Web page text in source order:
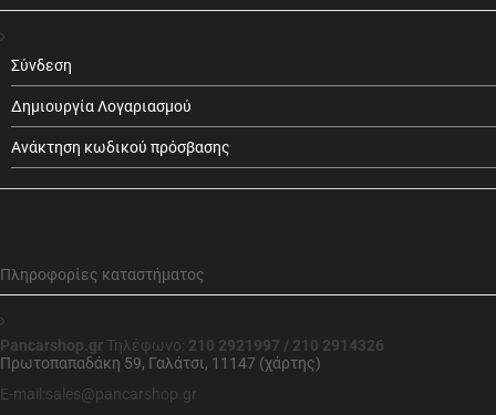
Σύνδεση
Δημιουργία Λογαριασμού
Ανάκτηση κωδικού πρόσβασης
Πληροφορίες καταστήματος
Pancarshop.gr Τηλέφωνο: 210 2921997 / 210 2914326
Πρωτοπαπαδάκη 59, Γαλάτσι, 11147 (χάρτης)
E-mail:sales@pancarshop.gr